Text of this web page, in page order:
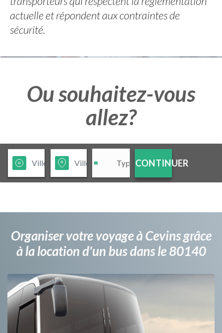
actuelle et répondent aux contraintes de
sécurité.
Ou souhaitez-vous
allez?
CONTINUER
Organiser votre voyage à Cevins grâce
à la location d'un bus dans le 80140